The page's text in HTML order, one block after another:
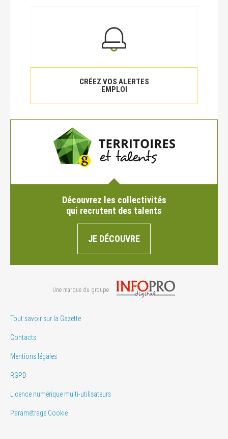
CRÉEZ VOS ALERTES
EMPLOI
Découvrez les collectivités
qui recrutent des talents
JE DÉCOUVRE
Une marque du groupe
Tout savoir sur la Gazette
Contacts
Mentions légales
RGPD
Licence numérique multi-utilisateurs
Paramétrage Cookie